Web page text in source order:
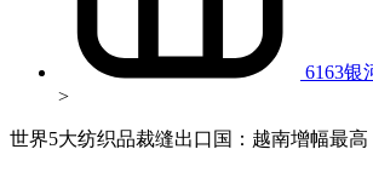
6163银
>
世界5大纺织品裁缝出口国：越南增幅最高